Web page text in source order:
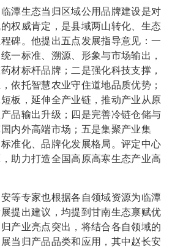
生态当归区域公用品牌建设是对
权威肯定，是县域两山转化、生态
碑。他提出五点发展指导意见：一
一标准、溯源、形象与市场输出，
材标杆品牌；二是强化科技支撑，
依托智慧农业守住道地品质优势；
板，延伸全产业链，推动产业从原
品输出升级；四是完善冷链仓储与
内外高端市场；五是集聚产业集
准化、品牌化发展格局。评定中心
助力打造全国高原高寒生态产业高
专家也根据各自领域资源为临潭
提出建议，均提到甘南生态禀赋优
产业亮点突出，将结合各自领域的
当归产品品类和应用，其中赵长安